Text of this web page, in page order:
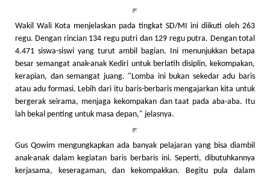
Wakil Wali Kota menjelaskan pada tingkat SD/MI ini diikuti oleh 263
regu. Dengan rincian 134 regu putri dan 129 regu putra. Dengan total
4.471 siswa-siswi yang turut ambil bagian. Ini menunjukkan betapa
besar semangat anak-anak Kediri untuk berlatih disiplin, kekompakan,
kerapian, dan semangat juang. "Lomba ini bukan sekedar adu baris
atau adu formasi. Lebih dari itu baris-berbaris mengajarkan kita untuk
bergerak seirama, menjaga kekompakan dan taat pada aba-aba. Itu
lah bekal penting untuk masa depan," jelasnya.
Gus Qowim mengungkapkan ada banyak pelajaran yang bisa diambil
anak-anak dalam kegiatan baris berbaris ini. Seperti, dibutuhkannya
kerjasama, keseragaman, dan kekompakkan. Begitu pula dalam